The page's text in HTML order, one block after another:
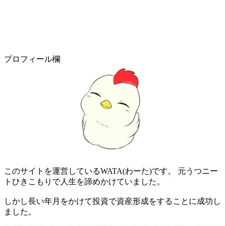
プロフィール欄
このサイトを運営しているWATA(わーた)です。 元うつニー
トひきこもりで人生を諦めかけていました。
しかし長い年月をかけて投資で資産形成をすることに成功し
ました。